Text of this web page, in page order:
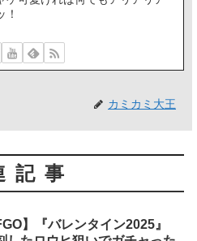
！
カミカミ大王
記事
】『バレンタイン2025』